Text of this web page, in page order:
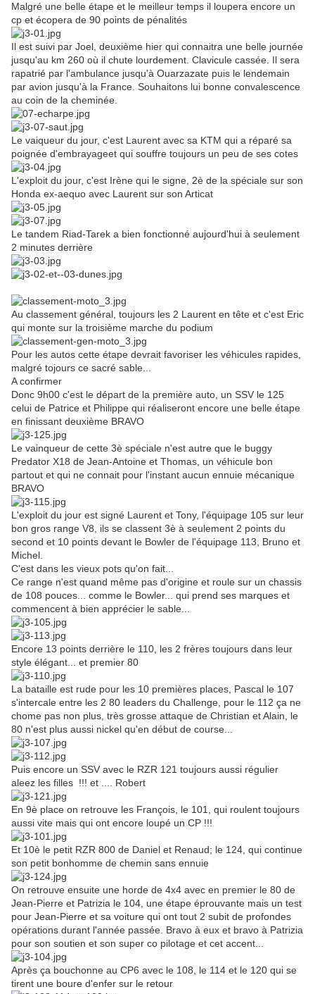
Malgré une belle étape et le meilleur temps il loupera encore un
cp et écopera de 90 points de pénalités
Il est suivi par Joel, deuxième hier qui connaitra une belle journée
jusqu'au km 260 où il chute lourdement. Clavicule cassée. Il sera
rapatrié par l'ambulance jusqu'à Ouarzazate puis le lendemain
par avion jusqu'à la France. Souhaitons lui bonne convalescence
au coin de la cheminée.
Le vaiqueur du jour, c'est Laurent avec sa KTM qui a réparé sa
poignée d'embrayageet qui souffre toujours un peu de ses cotes
L'exploit du jour, c'est Irène qui le signe, 2è de la spéciale sur son
Honda ex-aequo avec Laurent sur son Articat
Le tandem Riad-Tarek a bien fonctionné aujourd'hui à seulement
2 minutes derrière
Au classement général, toujours les 2 Laurent en tête et c'est Eric
qui monte sur la troisième marche du podium
Pour les autos cette étape devrait favoriser les véhicules rapides,
malgré tojours ce sacré sable...
A confirmer
Donc 9h00 c'est le départ de la première auto, un SSV le 125
celui de Patrice et Philippe qui réaliseront encore une belle étape
en finissant deuxième BRAVO
Le vainqueur de cette 3è spéciale n'est autre que le buggy
Predator X18 de Jean-Antoine et Thomas, un véhicule bon
partout et qui ne connait pour l'instant aucun ennuie mécanique
BRAVO
L'exploit du jour est signé Laurent et Tony, l'équipage 105 sur leur
bon gros range V8, ils se classent 3è à seulement 2 points du
second et 10 points devant le Bowler de l'équipage 113, Bruno et
Michel.
C'est dans les vieux pots qu'on fait...
Ce range n'est quand même pas d'origine et roule sur un chassis
de 108 pouces... comme le Bowler... qui prend ses marques et
commencent à bien apprécier le sable...
Encore 13 points derrière le 110, les 2 frères toujours dans leur
style élégant... et premier 80
La bataille est rude pour les 10 premières places, Pascal le 107
s'intercale entre les 2 80 leaders du Challenge, pour le 112 ça ne
chome pas non plus, très grosse attaque de Christian et Alain, le
80 n'est plus aussi nickel qu'en début de course...
Puis encore un SSV avec le RZR 121 toujours aussi régulier
aleez les filles !!! et .... Robert
En 9è place on retrouve les François, le 101, qui roulent toujours
aussi vite mais qui ont encore loupé un CP !!!
Et 10è le petit RZR 800 de Daniel et Renaud; le 124, qui continue
son petit bonhomme de chemin sans ennuie
On retrouve ensuite une horde de 4x4 avec en premier le 80 de
Jean-Pierre et Patrizia le 104, une étape éprouvante mais un test
pour Jean-Pierre et sa voiture qui ont tout 2 subit de profondes
opérations durant l'année passée. Bravo à eux et bravo à Patrizia
pour son soutien et son super co pilotage et cet accent...
Après ça bouchonne au CP6 avec le 108, le 114 et le 120 qui se
tirent une boure d'enfer sur le retour